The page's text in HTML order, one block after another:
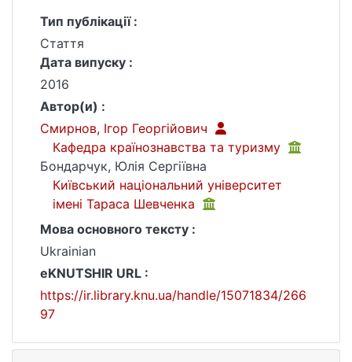
Тип публікації :
Стаття
Дата випуску :
2016
Автор(и) :
Смирнов, Ігор Георгійович
Кафедра країнознавства та туризму
Бондарчук, Юлія Сергіївна
Київський національний університет
імені Тараса Шевченка
Мова основного тексту :
Ukrainian
eKNUTSHIR URL :
https://ir.library.knu.ua/handle/15071834/266
97